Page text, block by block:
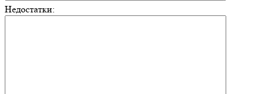
Недостатки: